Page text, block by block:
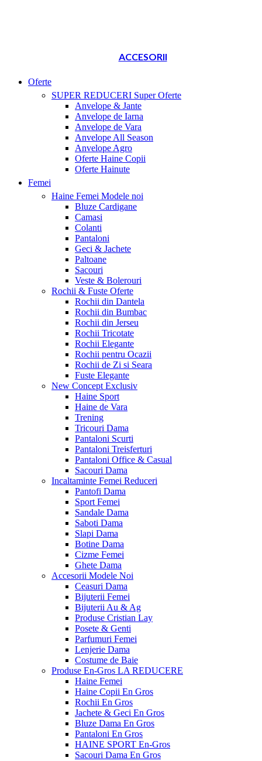
ACCESORII
Oferte
SUPER REDUCERI Super Oferte
Anvelope & Jante
Anvelope de Iarna
Anvelope de Vara
Anvelope All Season
Anvelope Agro
Oferte Haine Copii
Oferte Hainute
Femei
Haine Femei Modele noi
Bluze Cardigane
Camasi
Colanti
Pantaloni
Geci & Jachete
Paltoane
Sacouri
Veste & Bolerouri
Rochii & Fuste Oferte
Rochii din Dantela
Rochii din Bumbac
Rochii din Jerseu
Rochii Tricotate
Rochii Elegante
Rochii pentru Ocazii
Rochii de Zi si Seara
Fuste Elegante
New Concept Exclusiv
Haine Sport
Haine de Vara
Trening
Tricouri Dama
Pantaloni Scurti
Pantaloni Treisferturi
Pantaloni Office & Casual
Sacouri Dama
Incaltaminte Femei Reduceri
Pantofi Dama
Sport Femei
Sandale Dama
Saboti Dama
Slapi Dama
Botine Dama
Cizme Femei
Ghete Dama
Accesorii Modele Noi
Ceasuri Dama
Bijuterii Femei
Bijuterii Au & Ag
Produse Cristian Lay
Posete & Genti
Parfumuri Femei
Lenjerie Dama
Costume de Baie
Produse En-Gros LA REDUCERE
Haine Femei
Haine Copii En Gros
Rochii En Gros
Jachete & Geci En Gros
Bluze Dama En Gros
Pantaloni En Gros
HAINE SPORT En-Gros
Sacouri Dama En Gros